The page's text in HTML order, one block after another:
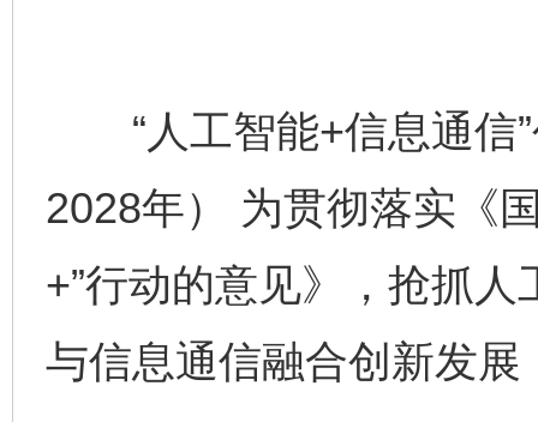
“人工智能+信息通信”
2028年） 为贯彻落实《
+”行动的意见》，抢抓
与信息通信融合创新发